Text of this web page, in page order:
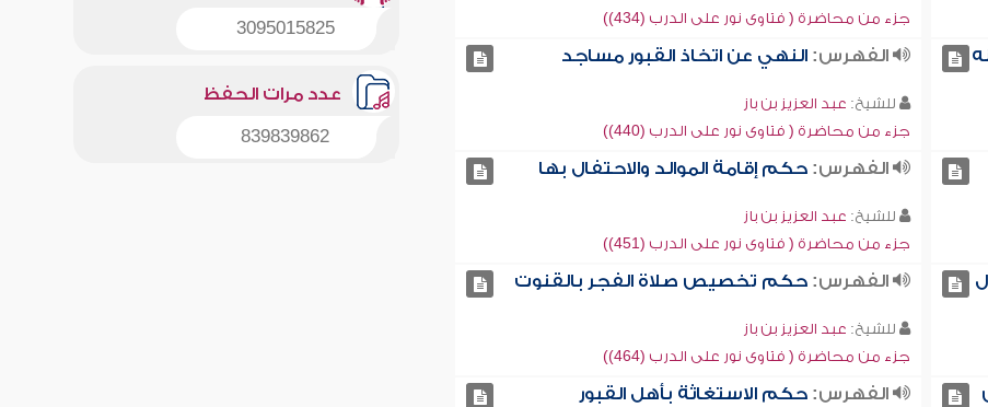
جزء من محاضرة ( فتاوى نور على الدرب (434))
الفهرس: النهي عن اتخاذ القبور مساجد
للشيخ: عبد العزيز بن باز
جزء من محاضرة ( فتاوى نور على الدرب (440))
الفهرس: حكم إقامة الموالد والاحتفال بها
للشيخ: عبد العزيز بن باز
جزء من محاضرة ( فتاوى نور على الدرب (451))
الفهرس: حكم تخصيص صلاة الفجر بالقنوت
للشيخ: عبد العزيز بن باز
جزء من محاضرة ( فتاوى نور على الدرب (464))
الفهرس: حكم الاستغاثة بأهل القبور
3095015825
عدد مرات الحفظ
839839862